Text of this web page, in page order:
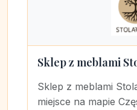
Sklep z meblami
Sklep z meblami
miejsce na mapie